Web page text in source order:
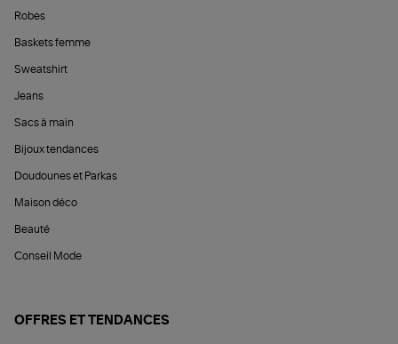
Robes
Baskets femme
Sweatshirt
Jeans
Sacs à main
Bijoux tendances
Doudounes et Parkas
Maison déco
Beauté
Conseil Mode
OFFRES ET TENDANCES